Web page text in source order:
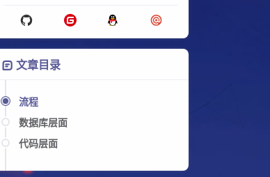
文章目录
流程
数据库层面
代码层面